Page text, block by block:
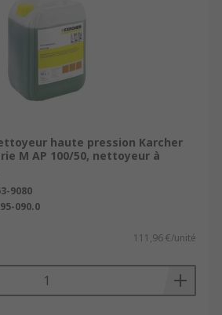
haute pression Karcher
M AP 100/50, nettoyeur à
9080
090.0
111,96 €/unité